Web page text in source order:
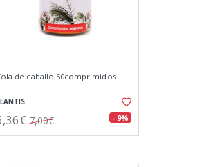
de caballo 50comprimidos
7,00€ - 9%